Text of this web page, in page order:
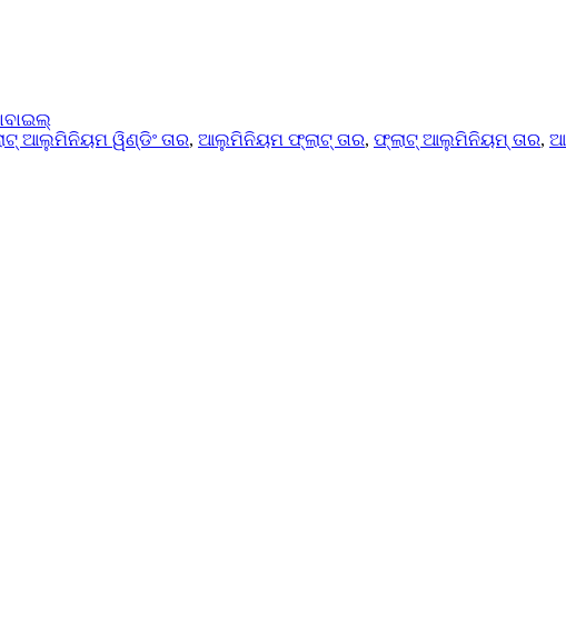
ଆଲୁମିନିୟମ ୱିଣ୍ଡିଂ ତାର, ଆଲୁମିନିୟମ ଫ୍ଲାଟ୍ ତାର, ଫ୍ଲାଟ୍ ଆଲୁମିନିୟମ୍ ତାର,